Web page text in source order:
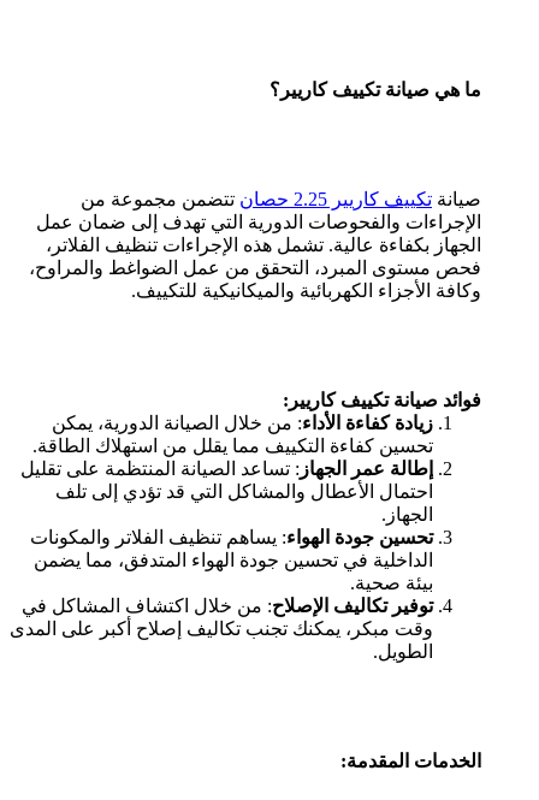
ما هي صيانة تكييف كاريير؟
صيانة تكييف كاريير 2.25 حصان
تتضمن مجموعة من
الإجراءات والفحوصات الدورية التي تهدف إلى ضمان عمل
الجهاز بكفاءة عالية. تشمل هذه الإجراءات تنظيف الفلاتر،
فحص مستوى المبرد، التحقق من عمل الضواغط والمراوح،
وكافة الأجزاء الكهربائية والميكانيكية للتكييف.
فوائد صيانة تكييف كاريير:
زيادة كفاءة الأداء: من خلال الصيانة الدورية، يمكن
تحسين كفاءة التكييف مما يقلل من استهلاك الطاقة.
إطالة عمر الجهاز : تساعد الصيانة المنتظمة على تقليل
احتمال الأعطال والمشاكل التي قد تؤدي إلى تلف
الجهاز.
تحسين جودة الهواء: يساهم تنظيف الفلاتر والمكونات
الداخلية في تحسين جودة الهواء المتدفق، مما يضمن
بيئة صحية.
توفير تكاليف الإصلاح: من خلال اكتشاف المشاكل في
وقت مبكر، يمكنك تجنب تكاليف إصلاح أكبر على المدى
الطويل.
الخدمات المقدمة: